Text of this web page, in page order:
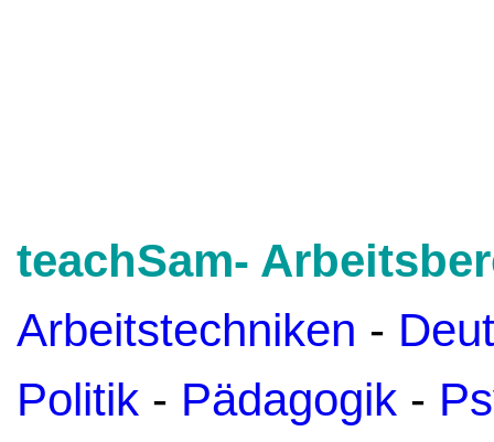
teachSam-
Arbeitstechniken -
Politik - Pädagogik -